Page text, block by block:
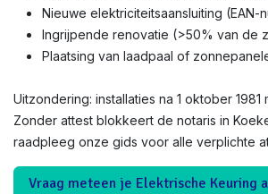
Nieuwe elektriciteitsaansluiting (EAN-
Ingrijpende renovatie (>50% van de
Plaatsing van laadpaal of
Uitzondering: installaties na 1 oktober 1981
Zonder attest blokkeert de notaris in
raadpleeg onze gids voor alle verplichte
Vraag meteen je Elektrische Keuring